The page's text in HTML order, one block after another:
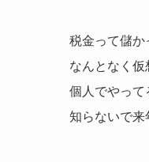
税金って儲か
なんとなく仮
個人でやって
知らないで来